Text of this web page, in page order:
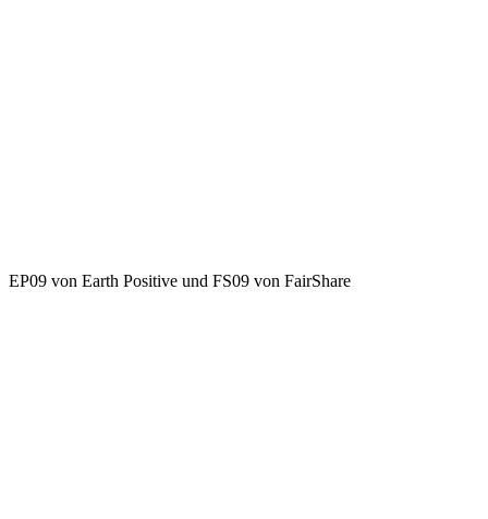
EP09 von Earth Positive und FS09 von FairShare